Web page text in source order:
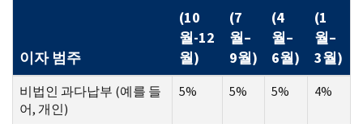
이자 범주
(10
월-12
월)
(7
월–
9월)
(4
월–
6월)
(1
월–
3월)
비법인 과다납부 (예를 들
어, 개인)
5% 5% 5% 4%